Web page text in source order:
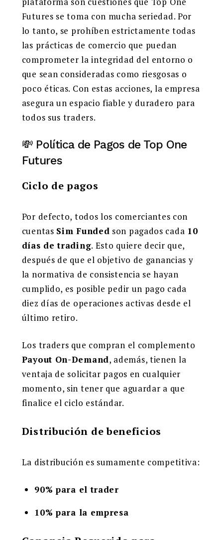
Futures se toma con mucha seriedad. Por
lo tanto, se prohíben estrictamente todas
las prácticas de comercio que puedan
comprometer la integridad del entorno o
que sean consideradas como riesgosas o
poco éticas. Con estas acciones, la empresa
asegura un espacio fiable y duradero para
todos sus traders.
💸 Política de Pagos de Top One
Futures
Ciclo de pagos
Por defecto, todos los comerciantes con
cuentas Sim Funded son pagados cada 10
días de trading. Esto quiere decir que,
después de que el objetivo de ganancias y
la normativa de consistencia se hayan
cumplido, es posible pedir un pago cada
diez días de operaciones activas desde el
último retiro.
Los traders que compran el complemento
Payout On-Demand, además, tienen la
ventaja de solicitar pagos en cualquier
momento, sin tener que aguardar a que
finalice el ciclo estándar.
Distribución de beneficios
La distribución es sumamente competitiva:
90% para el trader
10% para la empresa